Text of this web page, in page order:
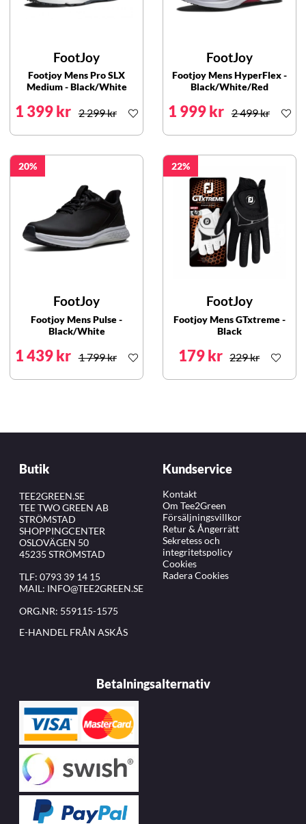
FootJoy
Footjoy Mens Pro SLX
Medium - Black/White
1 399 kr 2 299 kr
FootJoy
Footjoy Mens HyperFlex -
Black/White/Red
1 999 kr 2 499 kr
20
FootJoy
Footjoy Mens Pulse -
Black/White
1 439 kr 1 799 kr
22
FootJoy
Footjoy Mens GTxtreme -
Black
179 kr 229 kr
Butik
TEE2GREEN.SE
TEE TWO GREEN AB
STRÖMSTAD
SHOPPINGCENTER
OSLOVÄGEN 50
45235 STRÖMSTAD
TLF: 0793 39 14 15
MAIL: INFO@TEE2GREEN.SE
ORG.NR: 559115-1575
E-HANDEL FRÅN ASKÅS
Kundservice
Kontakt
Om Tee2Green
Försäljningsvillkor
Retur & Ångerrätt
Sekretess och
integritetspolicy
Cookies
Radera Cookies
Betalningsalternativ